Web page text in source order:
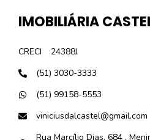
IMOBILIÁRIA
CRECI
24388J
(51) 3030-3333
(51) 99158-5553
viniciusdalcastel@gmail.com
Rua Marcílio Dias, 684 ,